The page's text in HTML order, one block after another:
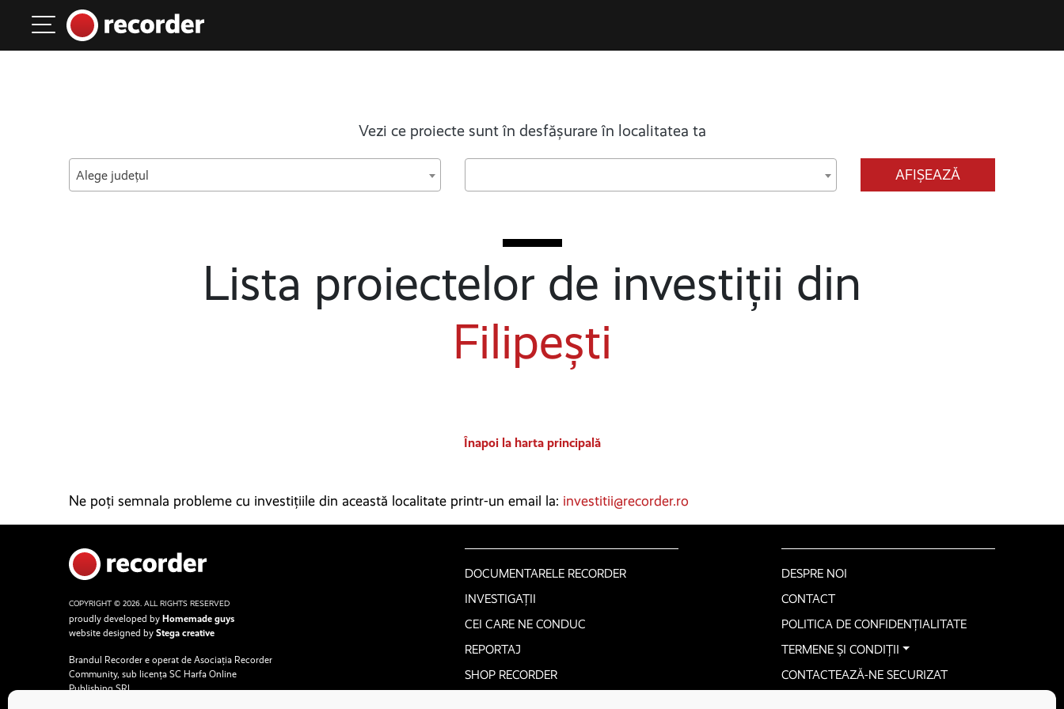
Main Navigation
Vezi ce proiecte sunt în desfășurare în localitatea ta
Alege județul AFIȘEAZĂ
Lista proiectelor de investiții din
Filipești
Înapoi la harta principală
Ne poți semnala probleme cu investițiile din această localitate printr-un email la: investitii@recorder.ro
COPYRIGHT © 2026. ALL RIGHTS RESERVED
proudly developed by Homemade guys
website designed by Stega creative
Brandul Recorder e operat de Asociația Recorder
Community, sub licența SC Harfa Online
Publishing SRL.
DOCUMENTARELE RECORDER
INVESTIGAȚII
CEI CARE NE CONDUC
REPORTAJ
SHOP RECORDER
DESPRE NOI
CONTACT
POLITICA DE CONFIDENȚIALITATE
TERMENE ȘI CONDIȚII
CONTACTEAZĂ-NE SECURIZAT